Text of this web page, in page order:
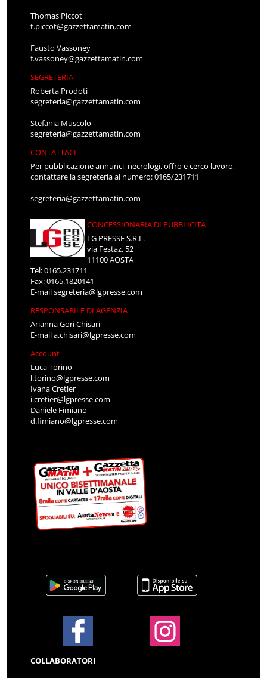
Thomas Piccot
t.piccot@gazzettamatin.com
Fausto Vassoney
f.vassoney@gazzettamatin.com
SEGRETERIA
Roberta Prodoti
segreteria@gazzettamatin.com
Stefania Muscolo
segreteria@gazzettamatin.com
CONTATTACI
Per pubblicazione annunci, necrologi, offro e cerco lavoro,
contattare la segreteria al numero: 0165/231711
segreteria@gazzettamatin.com
CONCESSIONARIA DI PUBBLICITÀ
LG PRESSE S.R.L.
via Festaz, 52
11100 AOSTA
Tel: 0165.231711
Fax: 0165.1820141
E-mailsegreteria@lgpresse.com
RESPONSABILE DI AGENZIA
Arianna Gori Chisari
E-maila.chisari@lgpresse.com
Account
Luca Torino
l.torino@lgpresse.com
Ivana Cretier
i.cretier@lgpresse.com
Daniele Fimiano
d.fimiano@lgpresse.com
COLLABORATORI